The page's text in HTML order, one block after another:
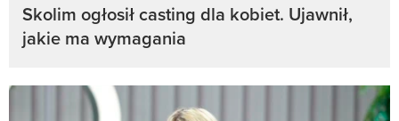
Skolim ogłosił casting dla kobiet. Ujawnił,
jakie ma wymagania